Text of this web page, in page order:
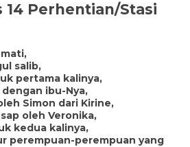
14 Perhentian/Stasi
salib,
pertama kalinya,
ibu-Nya,
Simon dari Kirine,
oleh Veronika,
kedua kalinya,
perempuan-perempuan yang